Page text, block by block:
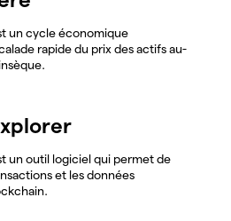
un cycle économique
rapide du prix des actifs au-
un outil logiciel qui permet de
et les données